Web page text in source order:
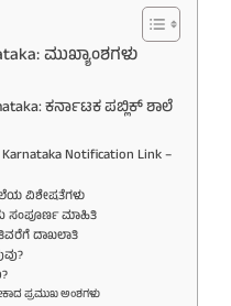
ಮುಖ್ಯಾಂಶಗಳು
ಕರ್ನಾಟಕ ಪಬ್ಲಿಕ್ ಶಾಲೆ
Notification Link –
ವಿಶೇಷತೆಗಳು
ಸಂಪೂರ್ಣ ಮಾಹಿತಿ
ದಾಖಲಾತಿ
ಪ್ರಮುಖ ಅಂಶಗಳು